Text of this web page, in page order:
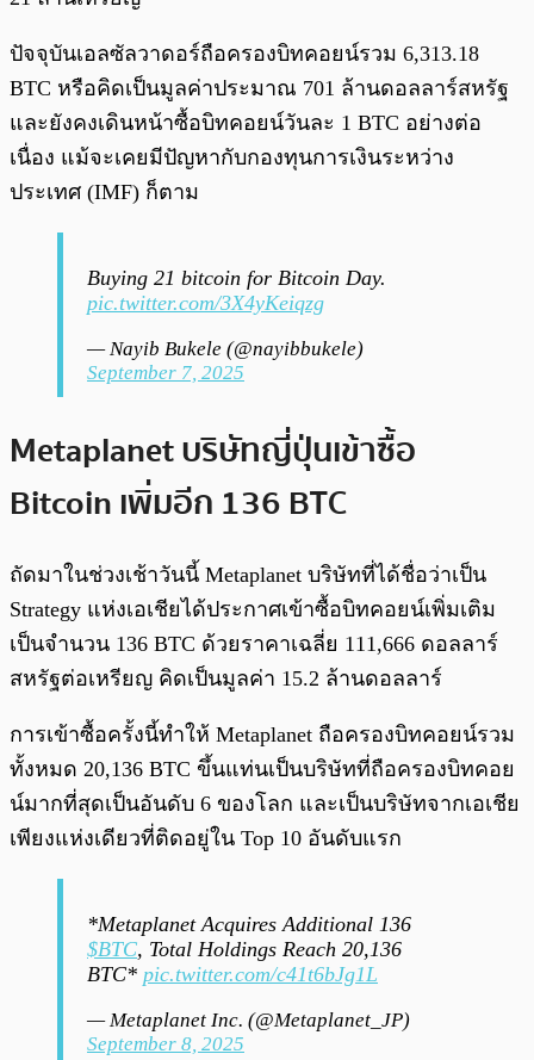
ปัจจุบันเอลซัลวาดอร์ถือครองบิทคอยน์รวม 6,313.18
BTC หรือคิดเป็นมูลค่าประมาณ 701 ล้านดอลลาร์สหรัฐ
และยังคงเดินหน้าซื้อบิทคอยน์วันละ 1 BTC อย่างต่อ
เนื่อง แม้จะเคยมีปัญหากับกองทุนการเงินระหว่าง
ประเทศ (IMF) ก็ตาม
Buying 21 bitcoin for Bitcoin Day.
pic.twitter.com/3X4yKeiqzg
— Nayib Bukele (@nayibbukele)
September 7, 2025
Metaplanet บริษัทญี่ปุ่นเข้าซื้อ
Bitcoin เพิ่มอีก 136 BTC
ถัดมาในช่วงเช้าวันนี้ Metaplanet บริษัทที่ได้ชื่อว่าเป็น
Strategy แห่งเอเชียได้ประกาศเข้าซื้อบิทคอยน์เพิ่มเติม
เป็นจำนวน 136 BTC ด้วยราคาเฉลี่ย 111,666 ดอลลาร์
สหรัฐต่อเหรียญ คิดเป็นมูลค่า 15.2 ล้านดอลลาร์
การเข้าซื้อครั้งนี้ทำให้ Metaplanet ถือครองบิทคอยน์รวม
ทั้งหมด 20,136 BTC ขึ้นแท่นเป็นบริษัทที่ถือครองบิทคอย
น์มากที่สุดเป็นอันดับ 6 ของโลก และเป็นบริษัทจากเอเชีย
เพียงแห่งเดียวที่ติดอยู่ใน Top 10 อันดับแรก
*Metaplanet Acquires Additional 136
$BTC, Total Holdings Reach 20,136
BTC* pic.twitter.com/c41t6bJg1L
— Metaplanet Inc. (@Metaplanet_JP)
September 8, 2025